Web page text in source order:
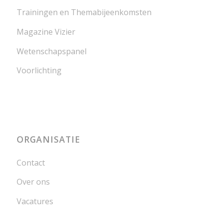
Trainingen en Themabijeenkomsten
Magazine Vizier
Wetenschapspanel
Voorlichting
ORGANISATIE
Contact
Over ons
Vacatures